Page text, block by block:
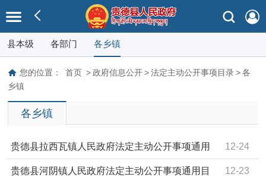
县本级 各部门 各乡镇
您的位置： 首页 > 政府信息公开 > 法定主动公开事项目录 > 各
乡镇
各乡镇
12-24
贵德县拉西瓦镇人民政府法定主动公开事项通用
目录 12-23
贵德县河阴镇人民政府法定主动公开事项通用目